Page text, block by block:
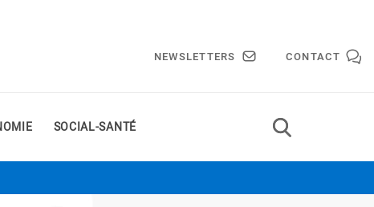
NEWSLETTERS CONTACT
SOCIAL-SANTÉ